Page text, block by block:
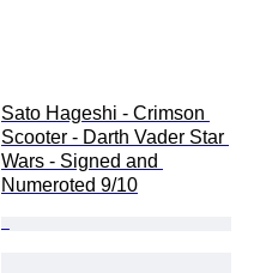
Sato Hageshi - Crimson
Scooter - Darth Vader Star
Wars - Signed and
Numeroted 9/10